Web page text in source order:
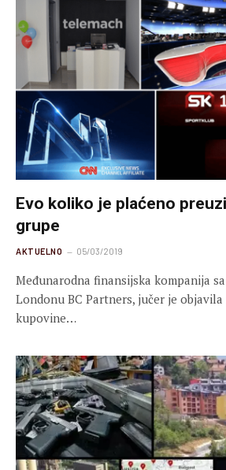
Evo koliko je plaćeno
grupe
AKTUELNO 05/03/2019
Međunarodna finansijska kompanija
Londonu BC Partners, jučer je
kupovine…